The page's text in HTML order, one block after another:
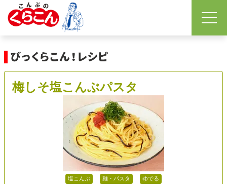
梅しそ塩こんぶパスタ
塩こんぶ 麺・パスタ ゆでる